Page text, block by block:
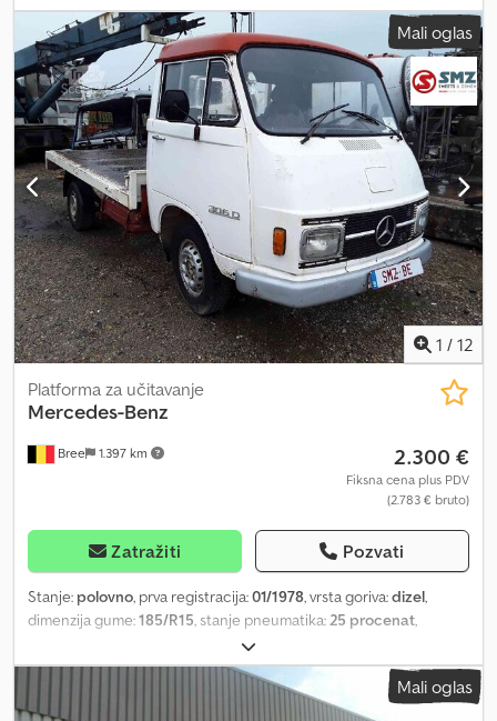
širina utovarnog prostora:2.320 mm, visina tovarnog prostora:400
mm, Godina proizvodnje:2007, Lokacija vozila: Bovenden,
nadgradnja od čelika, prsteni za vezivanje, njihajuće klapne.
Cedpfx Ajvhmyusqweha Nadgradnja: Meiller trostrana kiperska
nadgradnja. Nadgradnja potiče sa Mitsubishi Fuso iz 2009. godine
sa oštećenjem od vode! Dodatni rezervni delovi za vozilo mogu se
kupiti po dogovoru i uz doplatu! NAVEDENA OPREMA BEZ
GARANCIJE, zadržavamo pravo na izmene, prethodnu prodaju i
greške!
Mali oglas
1 / 12
Bree 1.397 km
Platforma za učitavanje
Mercedes-Benz
2.300 €
Fiksna cena plus PDV
(2.783 € bruto)
Zatražiti Pozvati
Stanje: polovno, prva registracija:01/1978, vrsta goriva:dizel,
dimenzija gume:185/R15, stanje pneumatika:25 procenat,
, međuosovinsko rastojanje:
gorivo:dizel, tip prenosa:mehanički, broj stepeni prenosa:5,
5.100 mm , ukupna visina:2.200
mm, dužina tovarnog prostora: 3.200 mm
, širina utovarnog
Mali oglas